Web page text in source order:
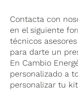
Contacta con
en el siguiente
técnicos
para darte un
En Cambio
personalizado a
personalizar tu